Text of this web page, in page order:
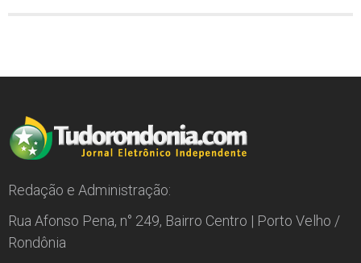
Redação e Administração:
Rua Afonso Pena, n° 249, Bairro Centro | Porto Velho /
Rondônia